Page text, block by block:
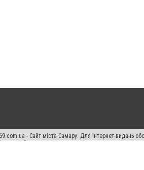
- Сайт міста Самару. Для інтернет-видань
Законом.